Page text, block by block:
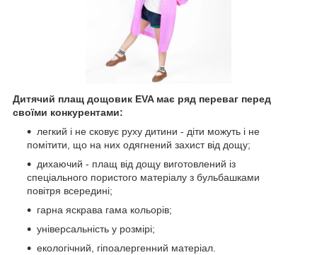
Дитячий плащ дощовик EVA має ряд переваг перед
своїми конкурентами:
легкий і не сковує руху дитини - діти можуть і не
помітити, що на них одягнений захист від дощу;
дихаючий - плащ від дощу виготовлений із
спеціального пористого матеріалу з бульбашками
повітря всередині;
гарна яскрава гама кольорів;
універсальність у розмірі;
екологічний, гіпоалергенний матеріал.